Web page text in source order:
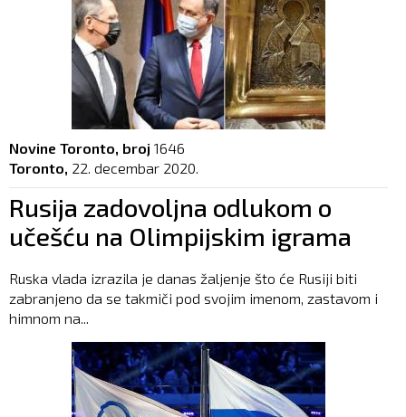
Novine Toronto, broj 1646
Toronto, 22. decembar 2020.
Rusija zadovoljna odlukom o
učešću na Olimpijskim igrama
Ruska vlada izrazila je danas žaljenje što će Rusiji biti
zabranjeno da se takmiči pod svojim imenom, zastavom i
himnom na...